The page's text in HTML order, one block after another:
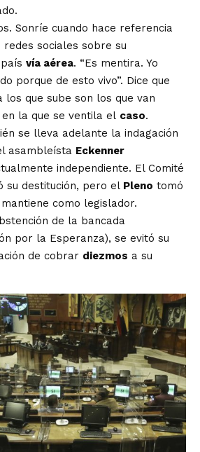
Sonríe cuando hace referencia
redes sociales sobre su
vía aérea. “Es mentira. Yo
porque de esto vivo”. Dice que
los que sube son los que van
en la que se ventila el caso.
se lleva adelante la indagación
asambleísta Eckenner
independiente. El Comité
su destitución, pero el Pleno tomó
como legislador.
de la bancada
por la Esperanza), se evitó su
de cobrar diezmos a su